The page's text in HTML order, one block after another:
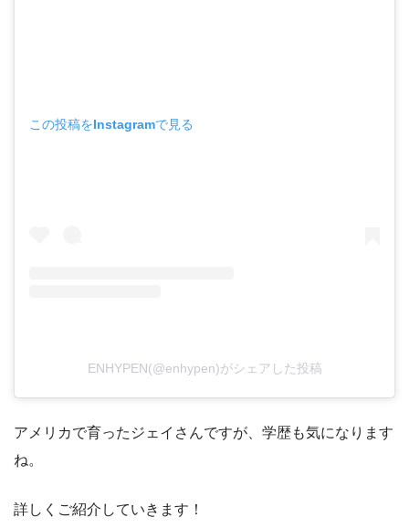
この投稿をInstagramで見る
ENHYPEN(@enhypen)がシェアした投稿
アメリカで育ったジェイさんですが、学歴も気になります
ね。
詳しくご紹介していきます！